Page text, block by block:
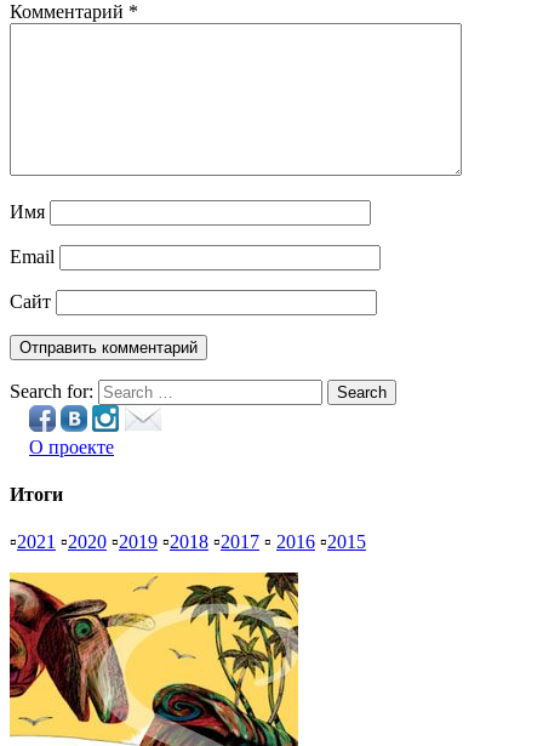
Комментарий *
Имя
Email
Сайт
Search for: Search
О проекте
Итоги
▫2021 ▫2020 ▫2019 ▫2018 ▫2017 ▫ 2016 ▫2015